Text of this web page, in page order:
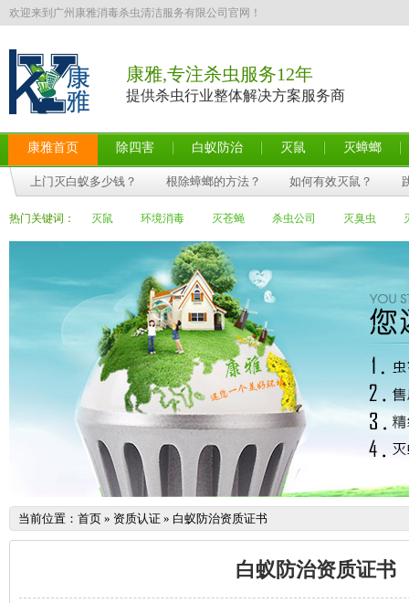
欢迎来到广州康雅消毒杀虫清洁服务有限公司官网！
康雅,专注杀虫服务12年
提供杀虫行业整体解决方案服务商
康雅首页 除四害 白蚁防治 灭鼠 灭蟑螂
上门灭白蚁多少钱？ 根除蟑螂的方法？ 如何有效灭鼠？
热门关键词： 灭鼠 环境消毒 灭苍蝇 杀虫公司 灭臭虫
当前位置： 首页 » 资质认证 » 白蚁防治资质证书
白蚁防治资质证书